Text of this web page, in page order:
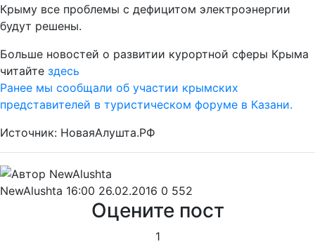
Крыму все проблемы с дефицитом электроэнергии
будут решены.
Больше новостей о развитии курортной сферы Крыма
читайте здесь
Ранее мы сообщали об участии крымских
представителей в туристическом форуме в Казани.
Источник: НоваяАлушта.РФ
NewAlushta 16:00 26.02.2016 0 552
Оцените пост
1